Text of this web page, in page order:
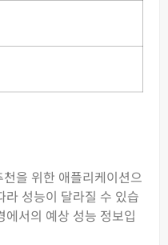
을 위한 애플리케이션으
성능이 달라질 수 있습
서의 예상 성능 정보입